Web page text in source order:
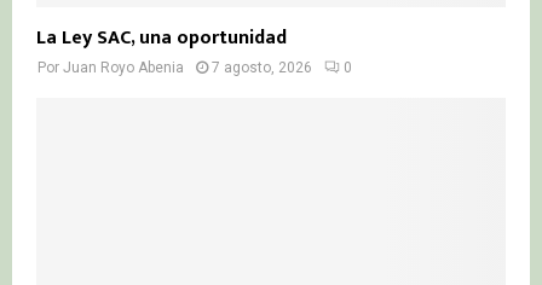
La Ley SAC, una oportunidad
Por Juan Royo Abenia 7 agosto, 2026 0